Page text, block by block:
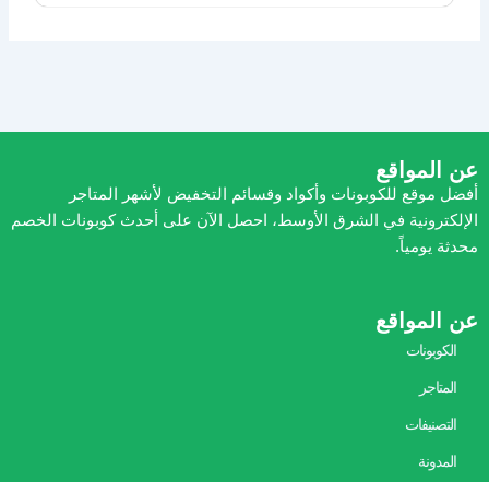
عن المواقع
أفضل موقع للكوبونات وأكواد وقسائم التخفيض لأشهر المتاجر
الإلكترونية في الشرق الأوسط، احصل الآن على أحدث كوبونات الخصم
محدثة يومياً.
عن المواقع
الكوبونات
المتاجر
التصنيفات
المدونة